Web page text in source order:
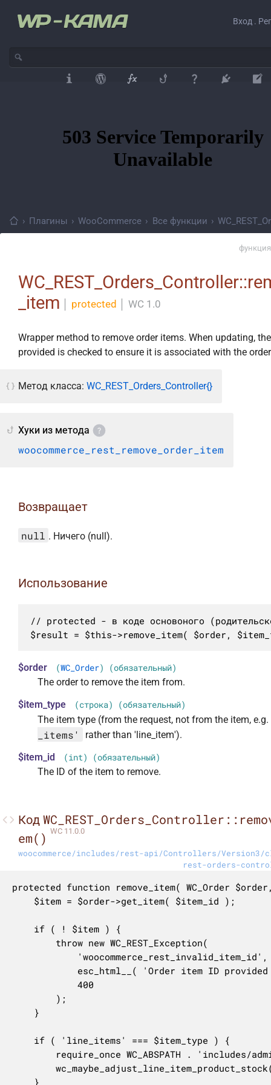
Вход .
› Плагины › WooCommerce › Все функции ›
_item
protected WC 1.0
Wrapper method to remove order items. When updating,
provided is checked to ensure it is associated with the
Метод класса: WC_REST_Orders_Controller{}
Хуки из метода
woocommerce_rest_remove_order_item
Возвращает
null . Ничего (null).
Использование
// protected - в коде основоного
$result = $this->remove_item( $order,
$order (WC_Order) (обязательный)
The order to remove the item from.
$item_type
(строка) (обязательный)
The item type (from the request, not from the item, e.g.
_items'
rather than 'line_item').
$item_id
(int) (обязательный)
The ID of the item to remove.
Код
em() WC 11.0.0
woocommerce/includes/rest-api/Controllers/Version3/
rest-orders-
protected function remove_item( WC_Order